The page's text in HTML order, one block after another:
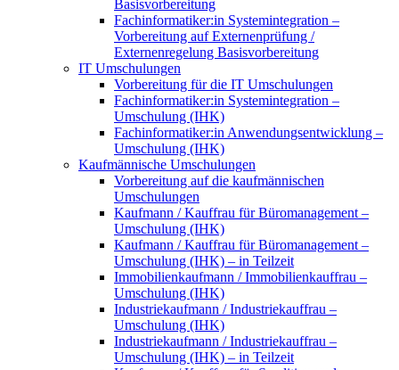
Basisvorbereitung
Fachinformatiker:in Systemintegration –
Vorbereitung auf Externenprüfung /
Externenregelung Basisvorbereitung
IT Umschulungen
Vorbereitung für die IT Umschulungen
Fachinformatiker:in Systemintegration –
Umschulung (IHK)
Fachinformatiker:in Anwendungsentwicklung –
Umschulung (IHK)
Kaufmännische Umschulungen
Vorbereitung auf die kaufmännischen
Umschulungen
Kaufmann / Kauffrau für Büromanagement –
Umschulung (IHK)
Kaufmann / Kauffrau für Büromanagement –
Umschulung (IHK) – in Teilzeit
Immobilienkaufmann / Immobilienkauffrau –
Umschulung (IHK)
Industriekaufmann / Industriekauffrau –
Umschulung (IHK)
Industriekaufmann / Industriekauffrau –
Umschulung (IHK) – in Teilzeit